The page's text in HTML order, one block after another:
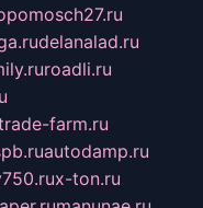
delanalad.ru
roadli.ru
farm.ru
autodamp.ru
x-ton.ru